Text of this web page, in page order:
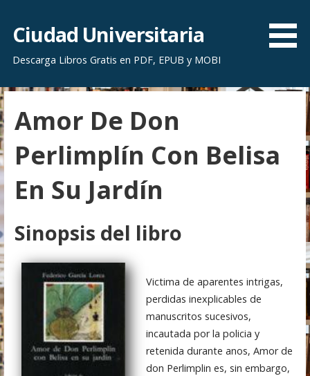
r
a
l
c
o
n
e
n
i
d
o
Ciudad Universitaria
Descarga Libros Gratis en PDF, EPUB y MOBI
Amor De Don
Perlimplín Con Belisa
En Su Jardín
Sinopsis del libro
Victima de aparentes intrigas,
perdidas inexplicables de
manuscritos sucesivos,
incautada por la policia y
retenida durante anos, Amor de
don Perlimplin es, sin embargo,